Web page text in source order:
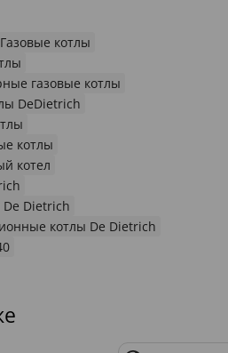
Газовые котлы
газовые котлы
DeDietrich
котлы
котел
Dietrich
котлы De Dietrich